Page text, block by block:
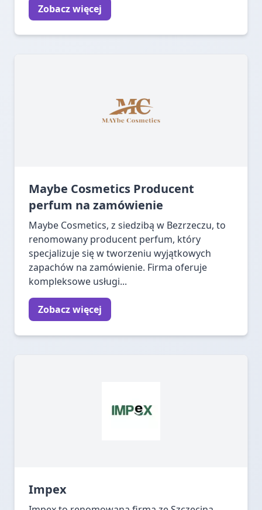
Zobacz więcej
Maybe Cosmetics Producent
perfum na zamówienie
Maybe Cosmetics, z siedzibą w Bezrzeczu, to
renomowany producent perfum, który
specjalizuje się w tworzeniu wyjątkowych
zapachów na zamówienie. Firma oferuje
kompleksowe usługi...
Zobacz więcej
Impex